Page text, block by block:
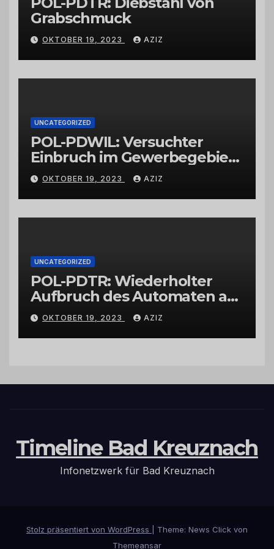
Grabschmuck
OKTOBER 19, 2023 AZIZ
UNCATEGORIZED
POL-PDWIL: Versuchter
Einbruch im Gewerbegebiet
Wittlich
OKTOBER 19, 2023 AZIZ
UNCATEGORIZED
POL-PDTR: Wiederholter
Aufbruch des Automaten am
Wohnmobilstellplatz in
Hermeskeil am Labachweg
OKTOBER 19, 2023 AZIZ
Timeline Bad Kreuznach
Infonetzwerk für Bad Kreuznach
Stolz präsentiert von WordPress
Theme: News Click von
Themeansar